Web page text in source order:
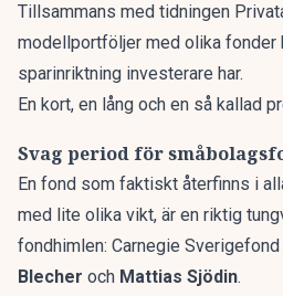
Tillsammans med tidningen
modellportföljer med olika fonder
sparinriktning investerare har.
En kort, en lång och en så kallad
Svag period för
En fond som faktiskt återfinns i
med lite olika vikt, är en riktig
fondhimlen: Carnegie
Blecher och Mattias Sjödin.